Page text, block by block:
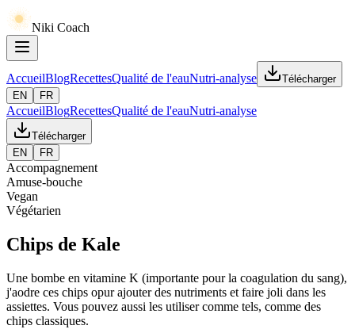
Niki Coach
AccueilBlogRecettesQualité de l'eauNutri-analyse
Télécharger
EN
FR
AccueilBlogRecettesQualité de l'eauNutri-analyse
Télécharger
EN
FR
Accompagnement
Amuse-bouche
Vegan
Végétarien
Chips de Kale
Une bombe en vitamine K (importante pour la coagulation du sang),
j'aodre ces chips opur ajouter des nutriments et faire joli dans les
assiettes. Vous pouvez aussi les utiliser comme tels, comme des
chips classiques.